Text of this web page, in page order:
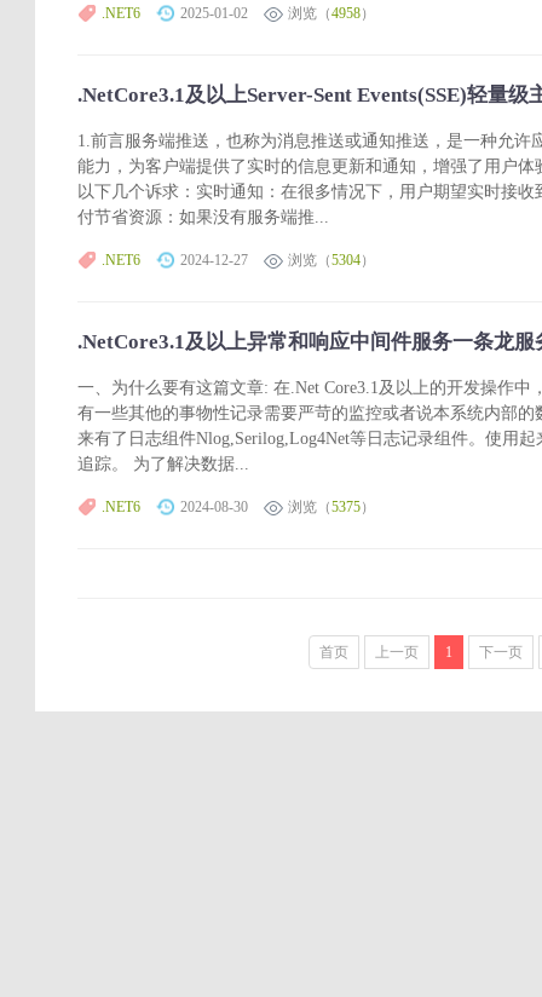
.NET6 2025-01-02 浏览（4958）
.NetCore3.1及以上Server-Sent Events(SSE)轻量级
1.前言服务端推送，也称为消息推送或通知推送，是一种允许
能力，为客户端提供了实时的信息更新和通知，增强了用户
以下几个诉求：实时通知：在很多情况下，用户期望实时接
付节省资源：如果没有服务端推...
.NET6 2024-12-27 浏览（5304）
.NetCore3.1及以上异常和响应中间件服务一条龙服
一、为什么要有这篇文章: 在.Net Core3.1及以上的开发操作
有一些其他的事物性记录需要严苛的监控或者说本系统内部
来有了日志组件Nlog,Serilog,Log4Net等日志记录组件。使用
追踪。 为了解决数据...
.NET6 2024-08-30 浏览（5375）
首页 上一页 1 下一页